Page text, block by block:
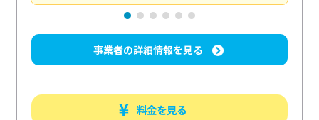
事業者の詳細情報を見る
料金を見る